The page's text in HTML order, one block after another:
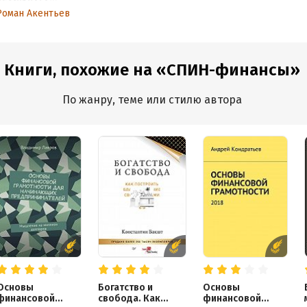
5 простых
но не знает с чего
начать
Акентьев
Книги, похожие на «СПИН-финансы»
По жанру, теме или стилю автора
Богатство и
свобода. Как
Основы
финансовой